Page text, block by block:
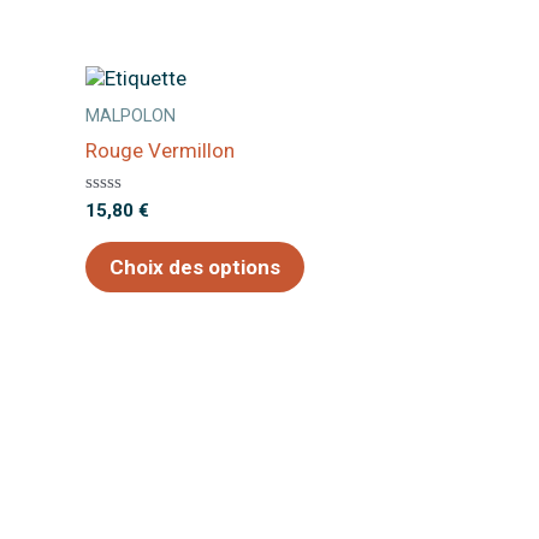
MALPOLON
Rouge Vermillon
Note
sur
5
15,80 €
Choix des options